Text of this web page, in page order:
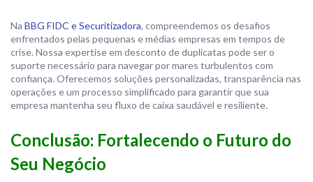
Na BBG FIDC e Securitizadora, compreendemos os desafios
enfrentados pelas pequenas e médias empresas em tempos de
crise. Nossa expertise em desconto de duplicatas pode ser o
suporte necessário para navegar por mares turbulentos com
confiança. Oferecemos soluções personalizadas, transparência nas
operações e um processo simplificado para garantir que sua
empresa mantenha seu fluxo de caixa saudável e resiliente.
Conclusão: Fortalecendo o Futuro do
Seu Negócio